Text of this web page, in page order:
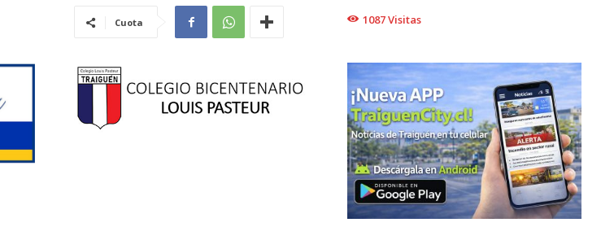
Cuota 1087Visitas